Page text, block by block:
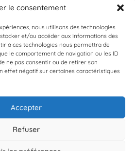
le consentement
nous utilisons des technologies
et/ou accéder aux informations des
à ces technologies nous permettra de
le comportement de navigation ou les ID
ne pas consentir ou de retirer son
effet négatif sur certaines caractéristiques
Accepter
Refuser
À propos de BioLit
données d'observation
Ressources
du programme
Contacts
À LA NEWSLETTER
pas encore inscrit à Biolit ?
vous dès maintenant